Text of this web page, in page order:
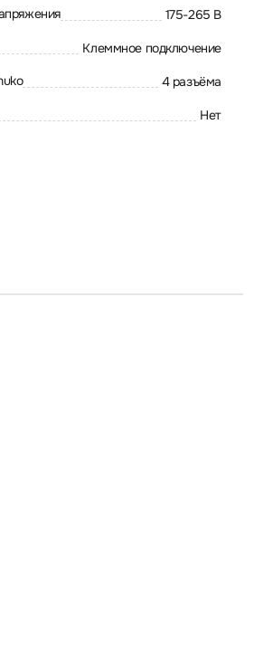
175-265 В
Клеммное подключение
4 разъёма
Нет